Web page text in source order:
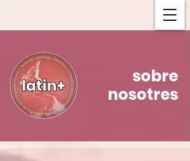
sobre
nosotres